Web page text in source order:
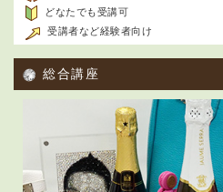
どなたでも受講可
受講者など経験者向け
総合講座